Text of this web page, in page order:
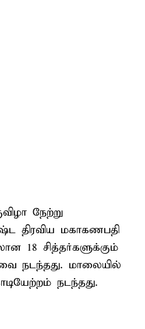
நேற்று
திரவிய மகாகணபதி
18 சித்தர்களுக்கும்
நடந்தது. மாலையில்
நடந்தது.